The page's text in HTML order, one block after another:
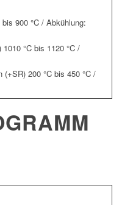
900 °C / Abkühlung:
°C bis 1120 °C /
(+SR) 200 °C bis 450 °C /